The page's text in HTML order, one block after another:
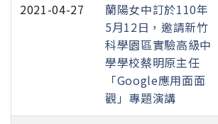
2021-04-27
蘭陽女中訂於110年
5月12日，邀請新竹
科學園區實驗高級中
學學校蔡明原主任
「Google應用面面
觀」專題演講